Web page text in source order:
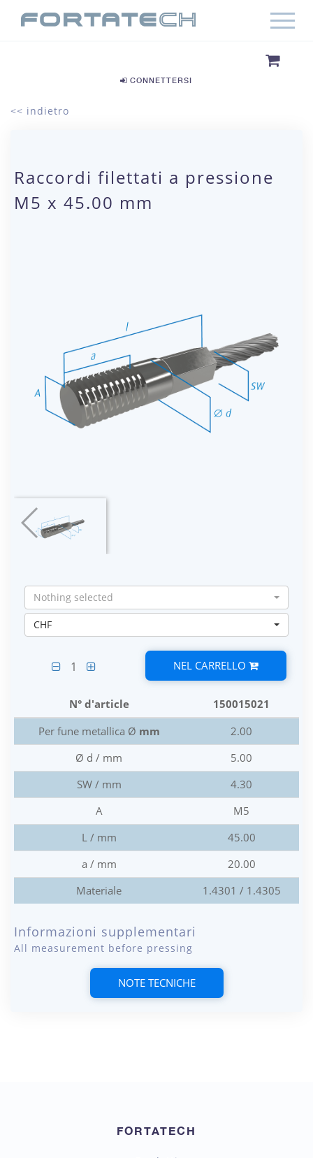
CONNETTERSI
<< indietro
Raccordi filettati a pressione
M5 x 45.00 mm
Nothing selected
CHF
1 NEL CARRELLO
N° d'article
150015021
Per fune metallica Ø mm
2.00
Ø d / mm
5.00
SW / mm
4.30
A
M5
L / mm
45.00
a / mm
20.00
Materiale
1.4301 / 1.4305
Informazioni supplementari
All measurement before pressing
NOTE TECNICHE
FORTATECH